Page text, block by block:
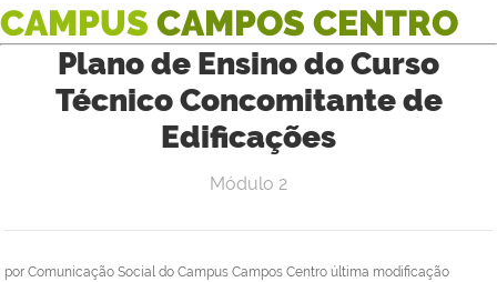
CAMPUS CAMPOS CENTRO
Plano de Ensino do Curso
Técnico Concomitante de
Edificações
por Comunicação Social do Campus Campos Centro última modificação
Módulo 2